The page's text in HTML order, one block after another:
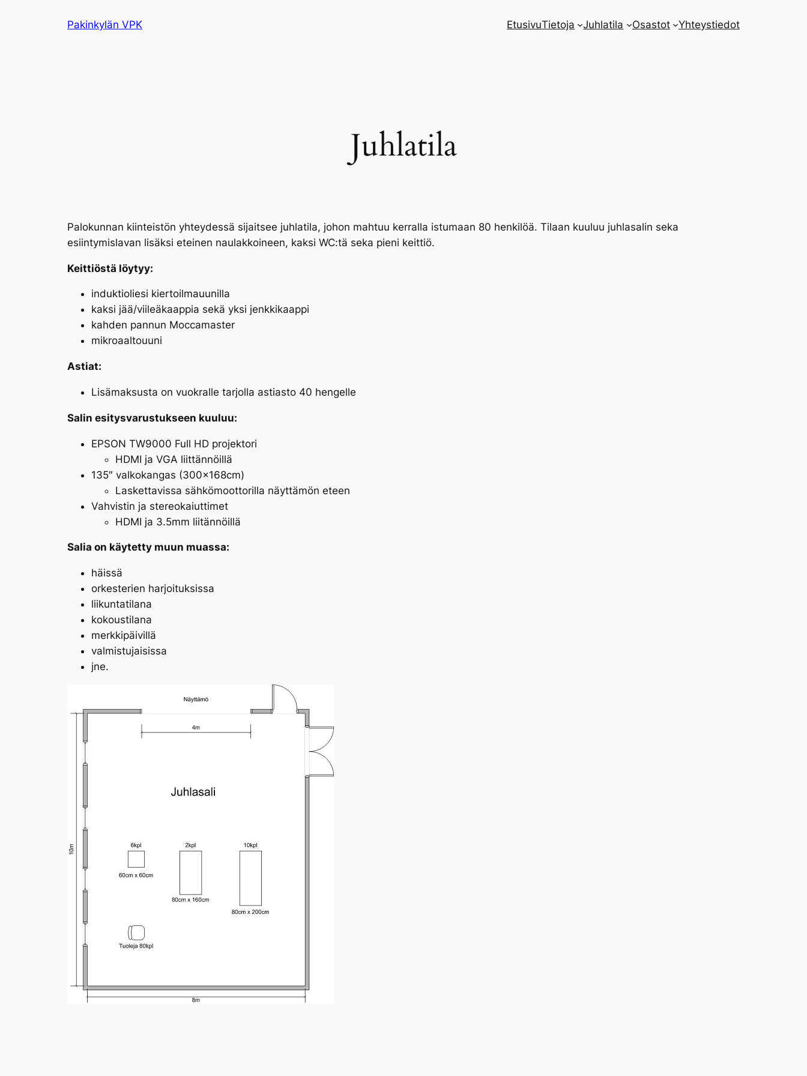
Pakinkylän VPK EtusivuTietoja Juhlatila Osastot Yhteystiedot
Juhlatila
Palokunnan kiinteistön yhteydessä sijaitsee juhlatila, johon mahtuu kerralla istumaan 80 henkilöä. Tilaan kuuluu juhlasalin seka
esiintymislavan lisäksi eteinen naulakkoineen, kaksi WC:tä seka pieni keittiö.
Keittiöstä löytyy:
induktioliesi kiertoilmauunilla
kaksi jää/viileäkaappia sekä yksi jenkkikaappi
kahden pannun Moccamaster
mikroaaltouuni
Astiat:
Lisämaksusta on vuokralle tarjolla astiasto 40 hengelle
Salin esitysvarustukseen kuuluu:
EPSON TW9000 Full HD projektori
HDMI ja VGA liittännöillä
135″ valkokangas (300x168cm)
Laskettavissa sähkömoottorilla näyttämön eteen
Vahvistin ja stereokaiuttimet
HDMI ja 3.5mm liitännöillä
Salia on käytetty muun muassa:
häissä
orkesterien harjoituksissa
liikuntatilana
kokoustilana
merkkipäivillä
valmistujaisissa
jne.